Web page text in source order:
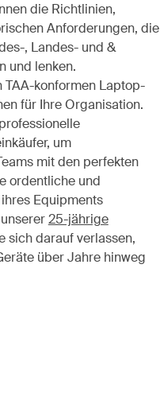
die Richtlinien,
Anforderungen, die
, Landes- und &
und lenken.
konformen Laptop-
für Ihre Organisation.
um
mit den perfekten
ordentliche und
Equipments
25-jährige
sich darauf verlassen,
über Jahre hinweg